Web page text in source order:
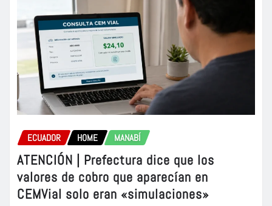
ECUADOR HOME MANABÍ
ATENCIÓN | Prefectura dice que los
valores de cobro que aparecían en
CEMVial solo eran «simulaciones»